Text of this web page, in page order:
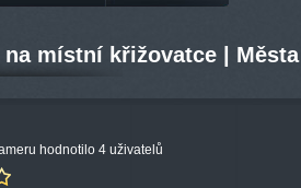
na místní křižovatce | Města
hodnotilo 4 uživatelů